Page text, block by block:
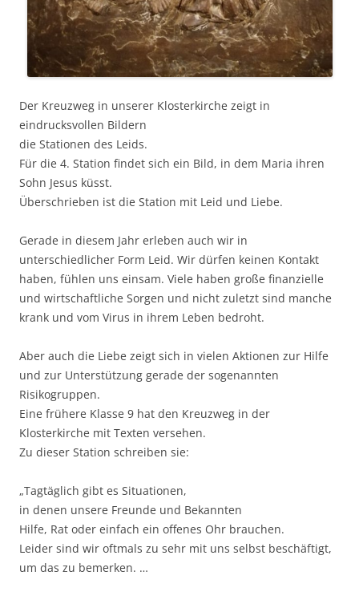
Der Kreuzweg in unserer Klosterkirche zeigt in
eindrucksvollen Bildern
die Stationen des Leids.
Für die 4. Station findet sich ein Bild, in dem Maria ihren
Sohn Jesus küsst.
Überschrieben ist die Station mit Leid und Liebe.
Gerade in diesem Jahr erleben auch wir in
unterschiedlicher Form Leid. Wir dürfen keinen Kontakt
haben, fühlen uns einsam. Viele haben große finanzielle
und wirtschaftliche Sorgen und nicht zuletzt sind manche
krank und vom Virus in ihrem Leben bedroht.
Aber auch die Liebe zeigt sich in vielen Aktionen zur Hilfe
und zur Unterstützung gerade der sogenannten
Risikogruppen.
Eine frühere Klasse 9 hat den Kreuzweg in der
Klosterkirche mit Texten versehen.
Zu dieser Station schreiben sie:
„Tagtäglich gibt es Situationen,
in denen unsere Freunde und Bekannten
Hilfe, Rat oder einfach ein offenes Ohr brauchen.
Leider sind wir oftmals zu sehr mit uns selbst beschäftigt,
um das zu bemerken. …